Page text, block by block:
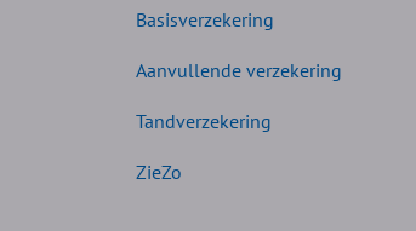
Basisverzekering
Aanvullende verzekering
Tandverzekering
ZieZo